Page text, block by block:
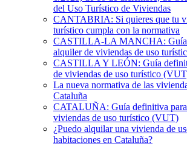
del Uso Turístico de Viviendas
CANTABRIA: Si quieres que tu
turístico cumpla con la normativa
CASTILLA-LA MANCHA: Guía
alquiler de viviendas de uso
CASTILLA Y LEÓN: Guía
de viviendas de uso turístico
La nueva normativa de las
Cataluña
CATALUÑA: Guía definitiva
viviendas de uso turístico (VUT)
¿Puedo alquilar una vivienda de
habitaciones en Cataluña?